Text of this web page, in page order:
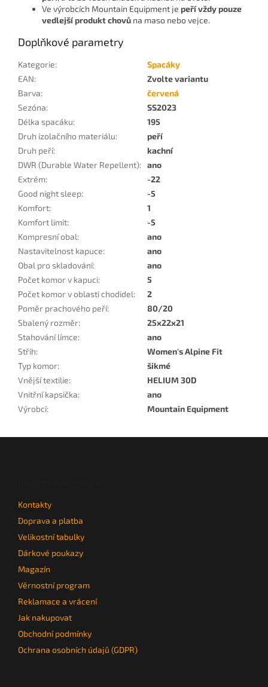
Ve výrobcích Mountain Equipment je peří vždy pouze
vedlejší produkt chovů na maso nebo vejce.
Doplňkové parametry
Kategorie:
Spacáky
EAN:
Zvolte variantu
Barva:
červená
Sezóna:
SS2023
Délka spacáku:
195
Druh izolačního materiálu:
peří
Druh peří:
kachní
DWR (Durable Water Repellent): ano
Extrém:
-22
Good night sleep:
-5
Komfort:
1
Komfort limit:
-5
Kompresní obal:
ano
Nastavitelnost kapuce:
ano
Obal pro skladování:
ano
Počet komor v kapuci:
5
Počet komor v oblasti chodidel:
2
Poměr prachového peří:
80/20
Sbalený rozměr:
25x22x21
Stahování límce:
ano
Střih:
Women's Alpine Fit
Typ komor:
šikmé
Vnější textilie:
HELIUM 30D
Vnitřní kapsička:
ano
Výrobci: Mountain Equipment
Kontakty
Doprava a platba
Velikostní tabulky
Dárkové poukazy
Magazín
Věrnostní program
Reklamace a vrácení
Jak nakupovat
Obchodní podmínky
Ochrana osobních údajů (GDPR)